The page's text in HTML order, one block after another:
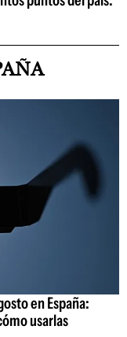
en España:
usarlas